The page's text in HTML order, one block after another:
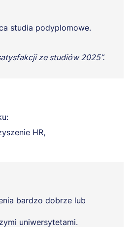
studia podyplomowe.
ze studiów 2025”.
HR,
bardzo dobrze lub
uniwersytetami.